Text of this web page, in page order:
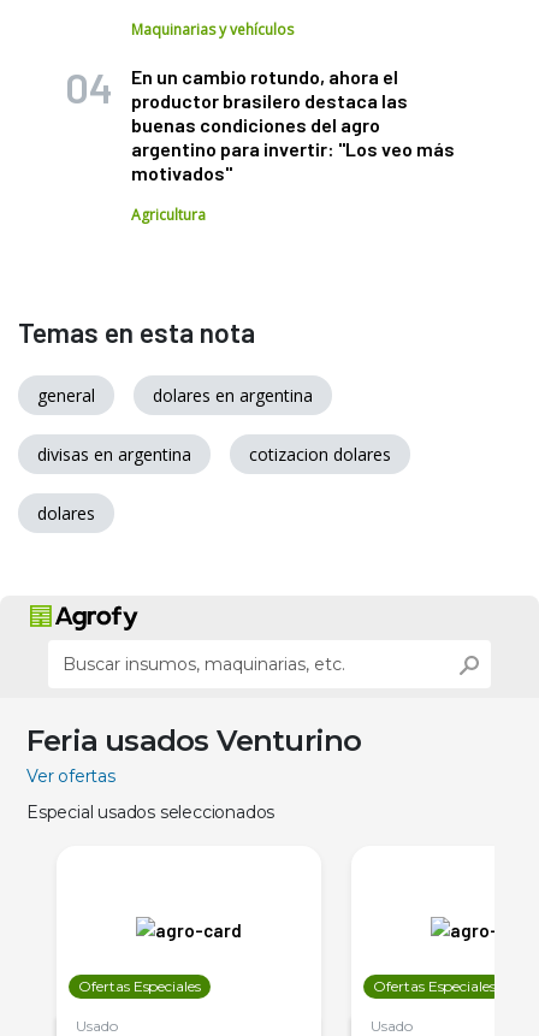
Maquinarias y vehículos
En un cambio rotundo, ahora el
productor brasilero destaca las
buenas condiciones del agro
argentino para invertir: "Los veo más
motivados"
Agricultura
Temas en esta nota
general dolares en argentina
divisas en argentina cotizacion dolares
dolares
Feria usados Venturino
Ver ofertas
Especial usados seleccionados
Ofertas Especiales
Usado
Ofertas Especiales
Usado